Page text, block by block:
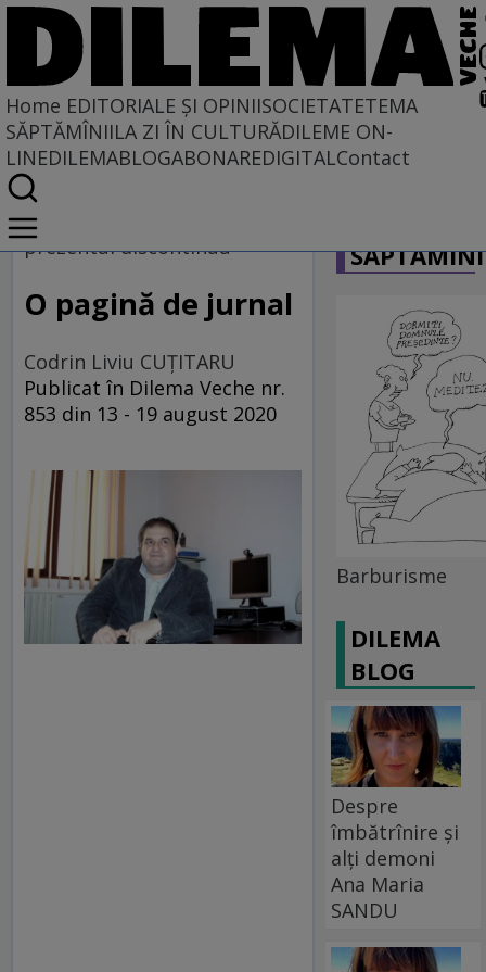
Home EDITORIALE ȘI OPINIISOCIETATETEMA
SĂPTĂMÎNIILA ZI ÎN CULTURĂDILEME ON-
LINEDILEMABLOGABONAREDIGITALContact
Home
EDITORIALE ȘI OPINII
prezentul discontinuu
O pagină de jurnal
Codrin Liviu CUŢITARU
Publicat în Dilema Veche nr.
853 din 13 - 19 august 2020
Barburisme
DILEMA
BLOG
Despre
îmbătrînire și
alți demoni
Ana Maria
SANDU